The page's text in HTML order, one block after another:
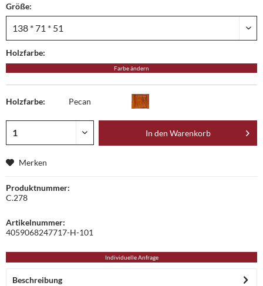
Größe:
Holzfarbe:
Farbe ändern
Holzfarbe: Pecan
In den Warenkorb
Merken
Produktnummer:
C.278
Artikelnummer:
4059068247717-H-101
Individuelle Anfrage
Beschreibung